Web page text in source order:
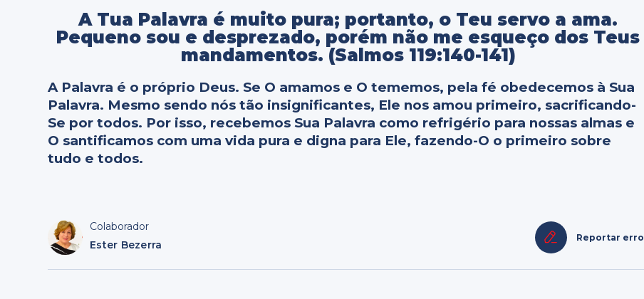
A Tua Palavra é muito pura; portanto, o Teu servo a ama.
Pequeno sou e desprezado, porém não me esqueço dos Teus
mandamentos. (Salmos 119:140-141)
A Palavra é o próprio Deus. Se O amamos e O tememos, pela fé obedecemos à Sua
Palavra. Mesmo sendo nós tão insignificantes, Ele nos amou primeiro, sacrificando-
Se por todos. Por isso, recebemos Sua Palavra como refrigério para nossas almas e
O santificamos com uma vida pura e digna para Ele, fazendo-O o primeiro sobre
tudo e todos.
Colaborador
Ester Bezerra
Reportar erro